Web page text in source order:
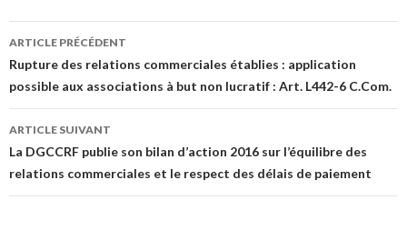
Navigation
des
articles
ARTICLE PRÉCÉDENT
Rupture des relations commerciales établies : application
possible aux associations à but non lucratif : Art. L442-6 C.Com.
ARTICLE SUIVANT
La DGCCRF publie son bilan d’action 2016 sur l’équilibre des
relations commerciales et le respect des délais de paiement